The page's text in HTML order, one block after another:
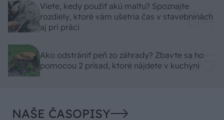
Viete, kedy použiť akú maltu? Spoznajte
rozdiely, ktoré vám ušetria čas v stavebninách
aj pri práci
Ako odstrániť peň zo záhrady? Zbavte sa ho
pomocou 2 prísad, ktoré nájdete v kuchyni
NAŠE ČASOPISY